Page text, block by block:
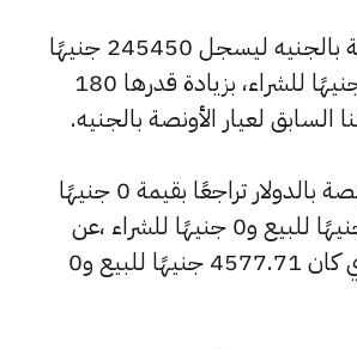
وارتفع سعر الأونصة بالجنيه ليسجل 245450 جنيهًا
للبيع و242965 جنيهًا للشراء، بزيادة قدرها 180
لعيار الأونصة بالجنيه.
كما شهد سعر الأونصة بالدولار تراجعًا بقيمة 0 جنيهًا
ليبلغ 4575.61 جنيهًا للبيع و0 جنيهًا للشراء ،عن
السعر السابق الذي كان 4577.71 جنيهًا للبيع و0